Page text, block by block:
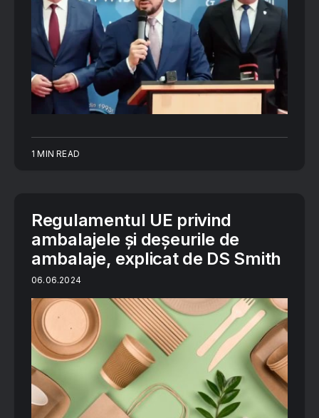
1 MIN READ
Regulamentul UE privind
ambalajele și deșeurile de
ambalaje, explicat de DS Smith
06.06.2024